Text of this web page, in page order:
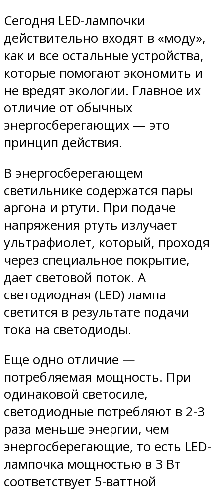
Сегодня LED-лампочки
действительно входят в «моду»,
как и все остальные устройства,
которые помогают экономить и
не вредят экологии. Главное их
отличие от обычных
энергосберегающих — это
принцип действия.
В энергосберегающем
светильнике содержатся пары
аргона и ртути. При подаче
напряжения ртуть излучает
ультрафиолет, который, проходя
через специальное покрытие,
дает световой поток. А
светодиодная (LED) лампа
светится в результате подачи
тока на светодиоды.
Еще одно отличие —
потребляемая мощность. При
одинаковой светосиле,
светодиодные потребляют в 2-3
раза меньше энергии, чем
энергосберегающие, то есть LED-
лампочка мощностью в 3 Вт
соответствует 5-ваттной